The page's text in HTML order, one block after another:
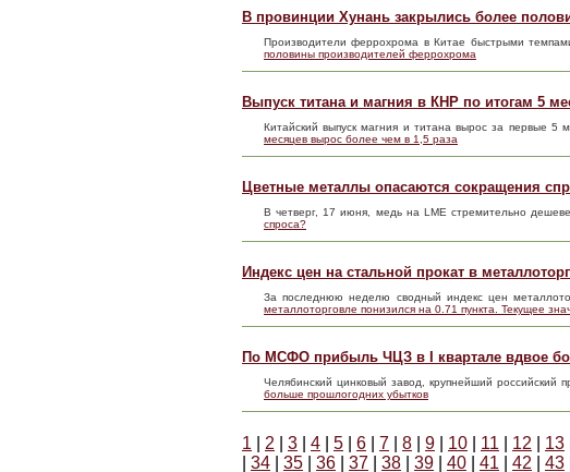
В провинции Хунань закрылись более
Производители феррохрома в Китае быстрыми
половины производителей феррохрома
Выпуск титана и магния в КНР по итогам 5
Китайский выпуск магния и титана вырос за первые 5
месяцев вырос более чем в 1,5 раза
Цветные металлы опасаются сокращения
В четверг, 17 июня, медь на LME стремительно
спроса?
Индекс цен на стальной прокат в
За последнюю неделю сводный индекс цен
металлоторговле понизился на 0.71 пункта. Текущее
По МСФО прибыль ЧЦЗ в I квартале вдвое
Челябинский цинковый завод, крупнейший российский
больше прошлогодних убытков
1 2 3 4 5 6 7 8 9 10 11 12 13
34 35 36 37 38 39 40 41 42 43